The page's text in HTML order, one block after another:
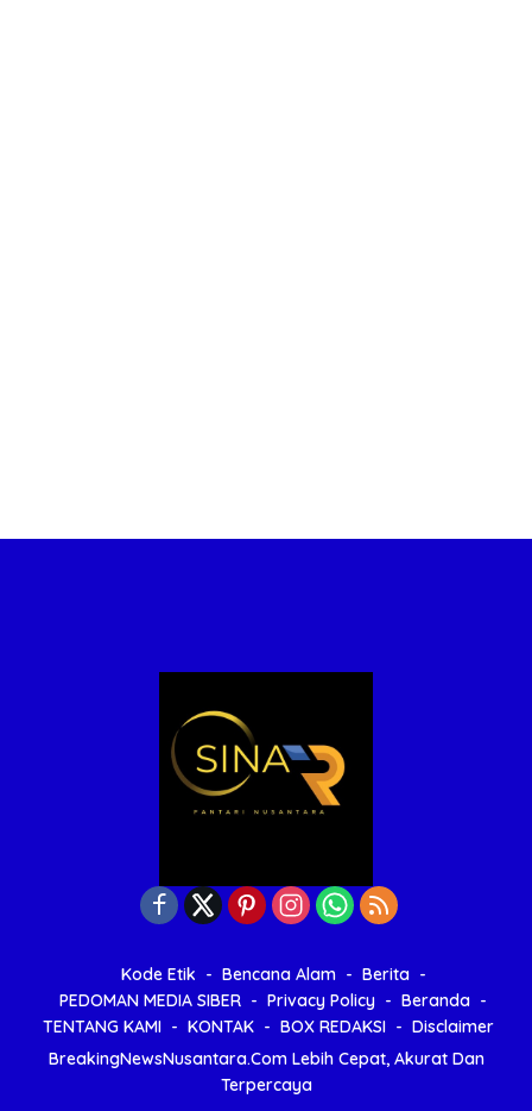
Kode Etik Bencana Alam
Berita
PEDOMAN MEDIA SIBER
Privacy Policy
Beranda
TENTANG KAMI
KONTAK BOX REDAKSI
Disclaimer
BreakingNewsNusantara.Com Lebih Cepat, Akurat Dan
Terpercaya